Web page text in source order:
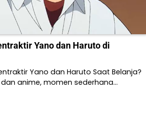
Yano dan Haruto di
Yano dan Haruto Saat Belanja?
anime, momen sederhana…